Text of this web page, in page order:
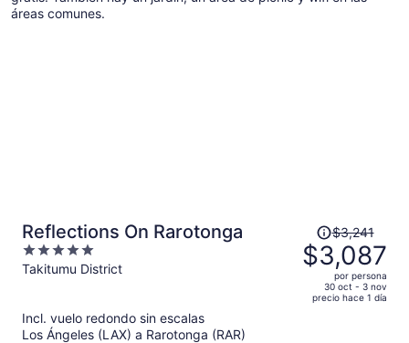
áreas comunes.
Reflections On Rarotonga
5
out
Takitumu District
precio
era
$3,241
$3,241
$3,087
por persona
30 oct - 3 nov
precio hace 1 día
Incl. vuelo redondo sin escalas
Los Ángeles (LAX) a Rarotonga (RAR)